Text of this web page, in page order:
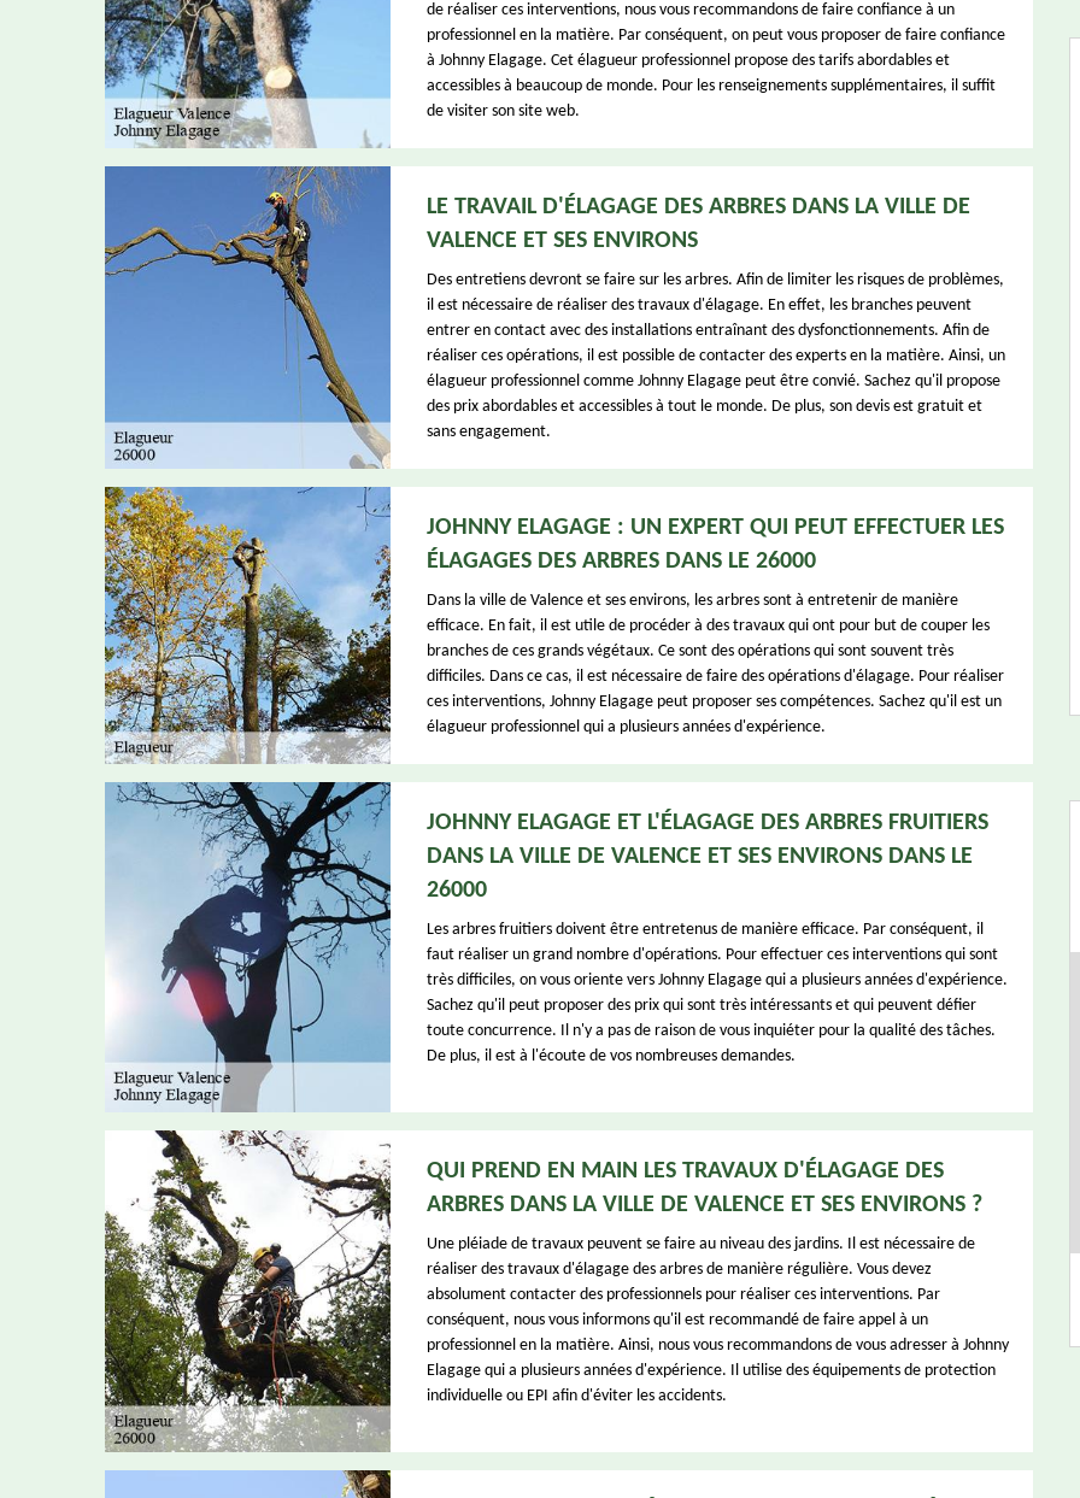
de réaliser ces interventions, nous vous recommandons de faire confiance à un
professionnel en la matière. Par conséquent, on peut vous proposer de faire confiance
à Johnny Elagage. Cet élagueur professionnel propose des tarifs abordables et
accessibles à beaucoup de monde. Pour les renseignements supplémentaires, il suffit
de visiter son site web.
LE TRAVAIL D'ÉLAGAGE DES ARBRES DANS LA VILLE DE
VALENCE ET SES ENVIRONS
Des entretiens devront se faire sur les arbres. Afin de limiter les risques de problèmes,
il est nécessaire de réaliser des travaux d'élagage. En effet, les branches peuvent
entrer en contact avec des installations entraînant des dysfonctionnements. Afin de
réaliser ces opérations, il est possible de contacter des experts en la matière. Ainsi, un
élagueur professionnel comme Johnny Elagage peut être convié. Sachez qu'il propose
des prix abordables et accessibles à tout le monde. De plus, son devis est gratuit et
sans engagement.
JOHNNY ELAGAGE : UN EXPERT QUI PEUT EFFECTUER LES
ÉLAGAGES DES ARBRES DANS LE 26000
Dans la ville de Valence et ses environs, les arbres sont à entretenir de manière
efficace. En fait, il est utile de procéder à des travaux qui ont pour but de couper les
branches de ces grands végétaux. Ce sont des opérations qui sont souvent très
difficiles. Dans ce cas, il est nécessaire de faire des opérations d'élagage. Pour réaliser
ces interventions, Johnny Elagage peut proposer ses compétences. Sachez qu'il est un
élagueur professionnel qui a plusieurs années d'expérience.
JOHNNY ELAGAGE ET L'ÉLAGAGE DES ARBRES FRUITIERS
DANS LA VILLE DE VALENCE ET SES ENVIRONS DANS LE
26000
Les arbres fruitiers doivent être entretenus de manière efficace. Par conséquent, il
faut réaliser un grand nombre d'opérations. Pour effectuer ces interventions qui sont
très difficiles, on vous oriente vers Johnny Elagage qui a plusieurs années d'expérience.
Sachez qu'il peut proposer des prix qui sont très intéressants et qui peuvent défier
toute concurrence. Il n'y a pas de raison de vous inquiéter pour la qualité des tâches.
De plus, il est à l'écoute de vos nombreuses demandes.
QUI PREND EN MAIN LES TRAVAUX D'ÉLAGAGE DES
ARBRES DANS LA VILLE DE VALENCE ET SES ENVIRONS ?
Une pléiade de travaux peuvent se faire au niveau des jardins. Il est nécessaire de
réaliser des travaux d'élagage des arbres de manière régulière. Vous devez
absolument contacter des professionnels pour réaliser ces interventions. Par
conséquent, nous vous informons qu'il est recommandé de faire appel à un
professionnel en la matière. Ainsi, nous vous recommandons de vous adresser à Johnny
Elagage qui a plusieurs années d'expérience. Il utilise des équipements de protection
individuelle ou EPI afin d'éviter les accidents.